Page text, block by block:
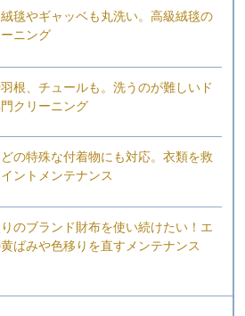
毯やギャッベも丸洗い。高級絨毯の
ニング
根、チュールも。洗うのが難しいド
クリーニング
の特殊な付着物にも対応。衣類を救
ントメンテナンス
のブランド財布を使い続けたい！エ
ばみや色移りを直すメンテナンス